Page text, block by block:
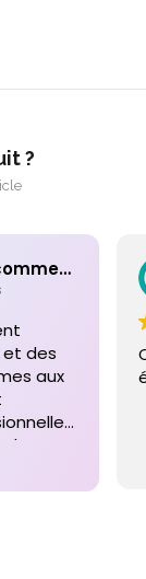
?
Résumé des commentaires
et des
aux
un
de